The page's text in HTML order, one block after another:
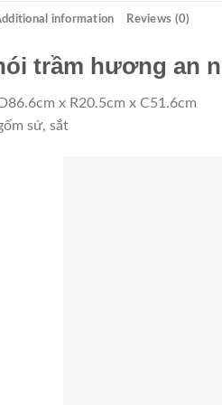
information Reviews (0)
trầm hương an
x R20.5cm x C51.6cm
sứ, sắt